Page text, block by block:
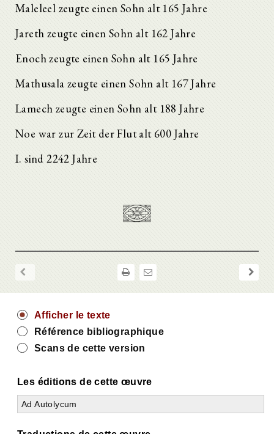
Maleleel zeugte einen Sohn alt 165 Jahre
Jareth zeugte einen Sohn alt 162 Jahre
Enoch zeugte einen Sohn alt 165 Jahre
Mathusala zeugte einen Sohn alt 167 Jahre
Lamech zeugte einen Sohn alt 188 Jahre
Noe war zur Zeit der Flut alt 600 Jahre
I. sind 2242 Jahre
Afficher le texte
Référence bibliographique
Scans de cette version
Les éditions de cette œuvre
Ad Autolycum